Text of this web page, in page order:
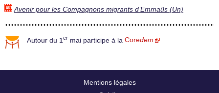
Avenir pour les Compagnons migrants d’Emmaüs (Un)
Autour du 1 er mai participe à la Coredem
Mentions légales